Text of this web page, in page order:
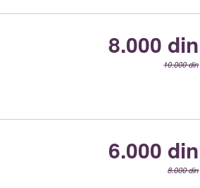
8.000 din
10.000 din
6.000 din
8.000 din